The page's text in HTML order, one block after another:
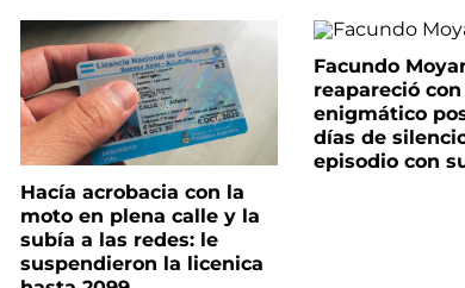
Hacía acrobacia con la
moto en plena calle y la
subía a las redes: le
suspendieron la licenica
Facundo
reapareció
enigmático
días de
episodio con